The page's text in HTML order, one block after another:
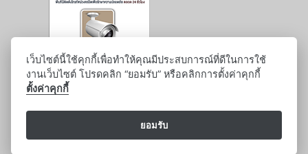
เว็บไซต์นี้ใช้คุกกี้เพื่อทำให้คุณมีประสบการณ์ที่ดีในการใช้
งานเว็บไซต์ โปรดคลิก “ยอมรับ” หรือคลิกการตั้งค่าคุกกี้
ตั้งค่าคุกกี้
ยอมรับ